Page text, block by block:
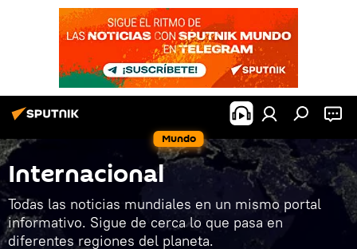
Mundo
Internacional
Todas las noticias mundiales en un mismo portal
informativo. Sigue de cerca lo que pasa en
diferentes regiones del planeta.